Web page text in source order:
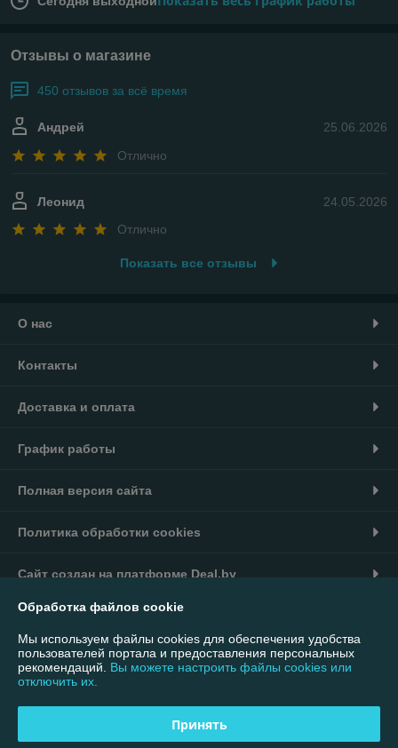
Отзывы о магазине
450 отзывов за всё время
25.06.2026
Андрей
Отлично
24.05.2026
Леонид
Отлично
Показать все отзывы
О нас
Контакты
Доставка и оплата
График работы
Полная версия сайта
Политика обработки cookies
Сайт создан на платформе Deal.by
Юридическое лицо:ООО "Интернет-магазин 7007"
220113, г. Минск, ул. Мележа, дом 1, помещение 330, офис 4 Почтовый
адрес: 220055, г. Минск, а/я 41
Регистрационный номер ЕГР: 193732853
Обработка файлов cookie
Мы используем файлы cookies для обеспечения удобства
пользователей портала и предоставления персональных
рекомендаций. Вы можете настроить файлы cookies или
отключить их.
Принять